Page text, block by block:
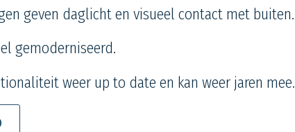
geven daglicht en visueel contact met buiten.
gemoderniseerd.
weer upto date en kan weer jaren mee.